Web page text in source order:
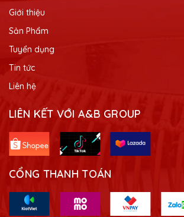
Giới thiệu
Sản Phẩm
Tuyển dụng
Tin tức
Liên hệ
LIÊN KẾT VỚI A&B GROUP
CỔNG THANH TOÁN